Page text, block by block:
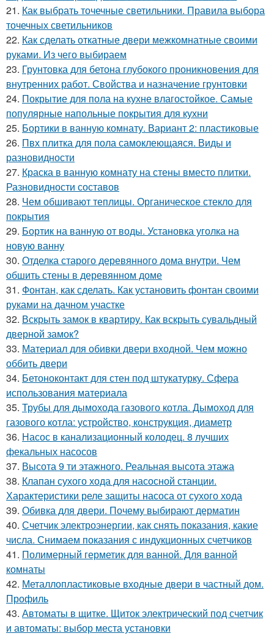
21. Как выбрать точечные светильники. Правила выбора
точечных светильников
22. Как сделать откатные двери межкомнатные своими
руками. Из чего выбираем
23. Грунтовка для бетона глубокого проникновения для
внутренних работ. Свойства и назначение грунтовки
24. Покрытие для пола на кухне влагостойкое. Самые
популярные напольные покрытия для кухни
25. Бортики в ванную комнату. Вариант 2: пластиковые
26. Пвх плитка для пола самоклеющаяся. Виды и
разновидности
27. Краска в ванную комнату на стены вместо плитки.
Разновидности составов
28. Чем обшивают теплицы. Органическое стекло для
покрытия
29. Бортик на ванную от воды. Установка уголка на
новую ванну
30. Отделка старого деревянного дома внутри. Чем
обшить стены в деревянном доме
31. Фонтан, как сделать. Как установить фонтан своими
руками на дачном участке
32. Вскрыть замок в квартиру. Как вскрыть сувальдный
дверной замок?
33. Материал для обивки двери входной. Чем можно
оббить двери
34. Бетоноконтакт для стен под штукатурку. Сфера
использования материала
35. Трубы для дымохода газового котла. Дымоход для
газового котла: устройство, конструкция, диаметр
36. Насос в канализационный колодец. 8 лучших
фекальных насосов
37. Высота 9 ти этажного. Реальная высота этажа
38. Клапан сухого хода для насосной станции.
Характеристики реле защиты насоса от сухого хода
39. Обивка для двери. Почему выбирают дерматин
40. Счетчик электроэнергии, как снять показания, какие
числа. Снимаем показания с индукционных счетчиков
41. Полимерный герметик для ванной. Для ванной
комнаты
42. Металлопластиковые входные двери в частный дом.
Профиль
43. Автоматы в щитке. Щиток электрический под счетчик
и автоматы: выбор места установки